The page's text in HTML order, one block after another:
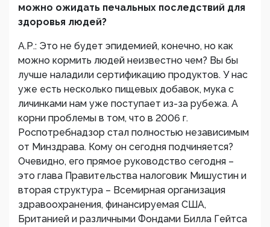
можно ожидать печальных последствий для
здоровья людей?
А.Р.: Это не будет эпидемией, конечно, но как
можно кормить людей неизвестно чем? Вы бы
лучше наладили сертификацию продуктов. У нас
уже есть несколько пищевых добавок, мука с
личинками нам уже поступает из-за рубежа. А
корни проблемы в том, что в 2006 г.
Роспотребнадзор стал полностью независимым
от Минздрава. Кому он сегодня подчиняется?
Очевидно, его прямое руководство сегодня –
это глава Правительства налоговик Мишустин и
вторая структура – Всемирная организация
здравоохранения, финансируемая США,
Британией и различными Фондами Билла Гейтса